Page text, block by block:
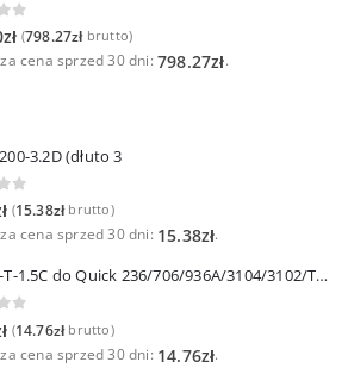
zł (798.27złbrutto)
cena sprzed 30 dni: 798.27zł.
3.2D (dłuto 3
of 5
(15.38złbrutto)
cena sprzed 30 dni: 15.38zł.
Grot Q-T-1.5C do Quick 236/706/936A/3104/3102/TS1100
(14.76złbrutto)
cena sprzed 30 dni: 14.76zł.